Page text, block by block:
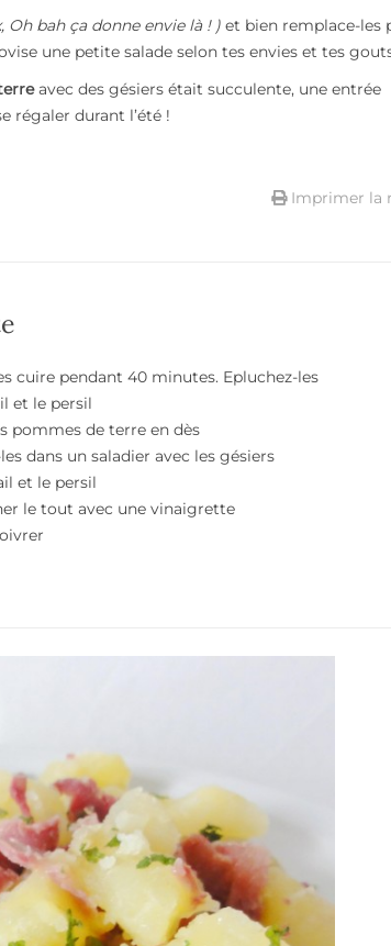
bah ça donne envie là ! ) et bien remplace-les
une petite salade selon tes envies et tes
avec des gésiers était succulente, une entrée
régaler durant l’été !
Imprimer la
cuire pendant 40 minutes. Epluchez-les
et le persil
pommes de terre en dès
dans un saladier avec les gésiers
et le persil
le tout avec une vinaigrette